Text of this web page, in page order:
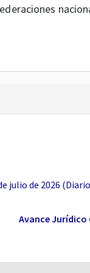
por el
legal
en cuyo caso
julio de 2026
Avance Jurídico